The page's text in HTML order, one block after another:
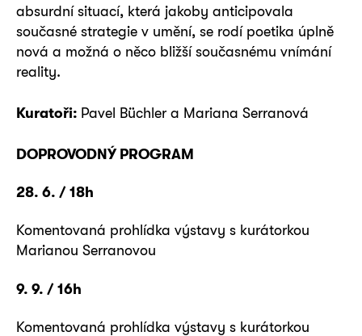
absurdní situací, která jakoby anticipovala
současné strategie v umění, se rodí poetika úplně
nová a možná o něco bližší současnému vnímání
reality.
Kuratoři: Pavel Büchler a Mariana Serranová
DOPROVODNÝ PROGRAM
28. 6. / 18h
Komentovaná prohlídka výstavy s kurátorkou
Marianou Serranovou
9. 9. / 16h
Komentovaná prohlídka výstavy s kurátorkou